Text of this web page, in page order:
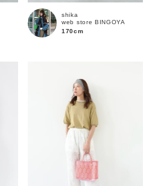
shika
web store BINGOYA
170cm